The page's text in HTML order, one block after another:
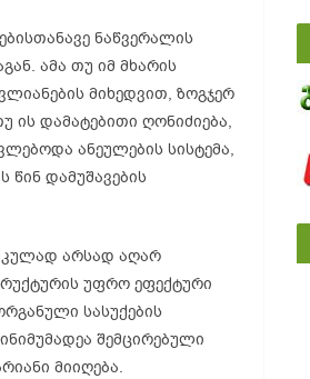
ნაწვერალის
ამა თუ იმ მხარის
მიხედვით, ზოგჯერ
ის დამატებითი ღონიძიება,
ანეულების სისტემა,
დამუშავების
არსად აღარ
უფრო ეფექტური
სასუქების
შემცირებული
მიიღება.